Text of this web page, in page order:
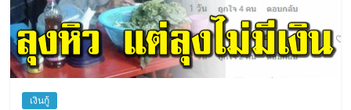
เงินกู้